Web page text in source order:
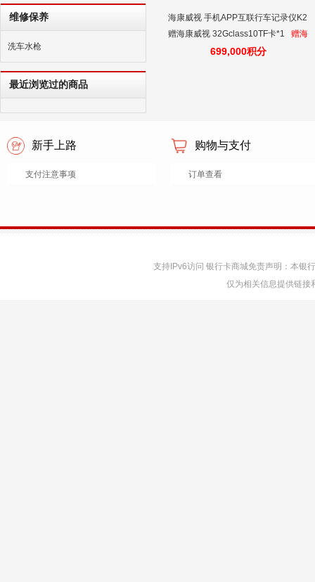
维修保养
洗车水枪
最近浏览过的商品
海康威视 手机APP互联行车记录仪K2
赠海康威视 32Gclass10TF卡*1
赠海
康威视 32G class10 TF卡
699,000积分
新手上路
支付注意事项
购物与支付
订单查看
支持IPv6访问 银行卡商城免责声明：本银
仅为相关信息提供链接